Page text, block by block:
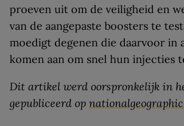
proeven uit om de veiligheid en
van de aangepaste boosters te
moedigt degenen die daarvoor in
komen aan om snel hun injecties
Dit artikel werd oorspronkelijk in
gepubliceerd op